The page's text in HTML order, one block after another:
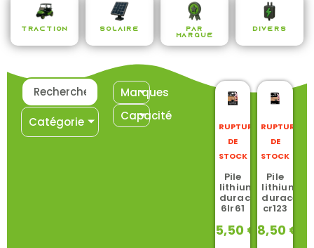
Traction Solaire
Par
Marque
Divers
Catégorie
Marques
Capacité
RUPTURE
DE
STOCK
Pile
lithium
duracell
6lr61
5,50 €
RUPTURE
DE
STOCK
Pile
lithium
duracell
cr123
8,50 €